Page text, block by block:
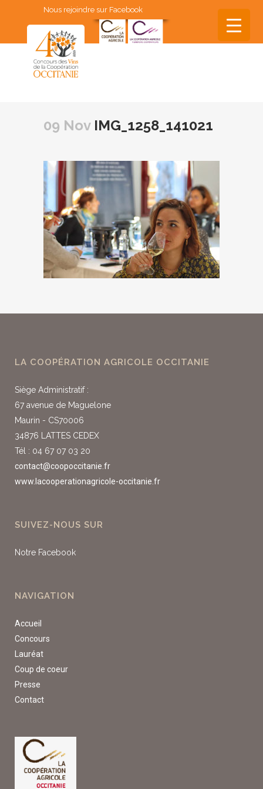
Nous rejoindre sur Facebook
09 NovIMG_1258_141021
LA COOPÉRATION AGRICOLE OCCITANIE
Siège Administratif :
67 avenue de Maguelone
Maurin - CS70006
34876 LATTES CEDEX
Tél : 04 67 07 03 20
contact@coopoccitanie.fr
www.lacooperationagricole-occitanie.fr
SUIVEZ-NOUS SUR
Notre Facebook
NAVIGATION
Accueil
Concours
Lauréat
Coup de coeur
Presse
Contact